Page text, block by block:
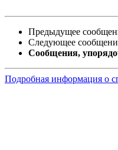
Предыдущее
Следующее
Сообщения,
Подробная информация о